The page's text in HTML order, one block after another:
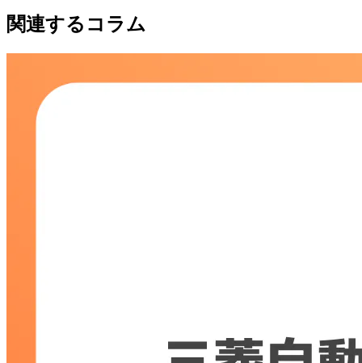
関連するコラム